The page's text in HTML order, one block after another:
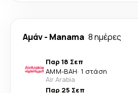
Αμάν- Manama 8 ημέρες
Παρ 18 Σεπ
AMM-BAH· 1 στάση
Air Arabia
Παρ 25 Σεπ